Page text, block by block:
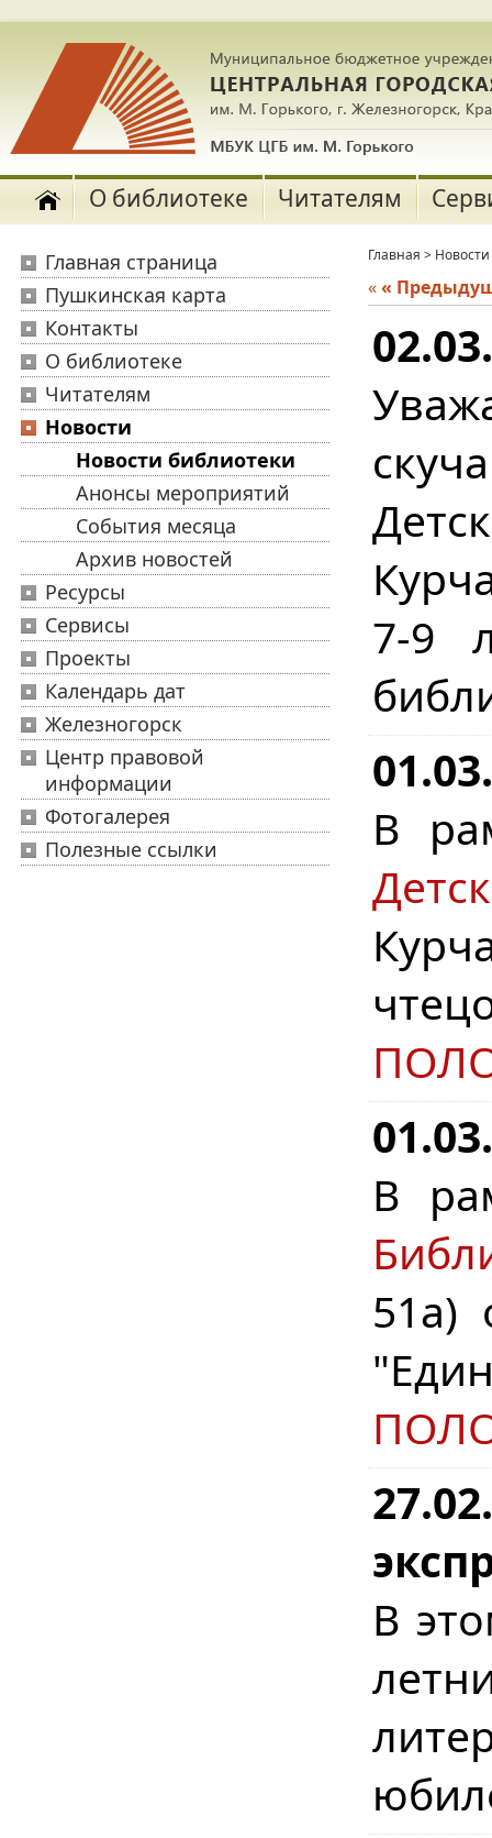
О библиотеке Читателям
Главная страница
Пушкинская карта
Контакты
О библиотеке
Читателям
Новости
Новости библиотеки
Анонсы мероприятий
События месяца
Архив новостей
Ресурсы
Сервисы
Проекты
Календарь дат
Железногорск
Центр правовой
информации
Фотогалерея
Полезные ссылки
Главная > Новости
««
7-9
В
В
51а)
В